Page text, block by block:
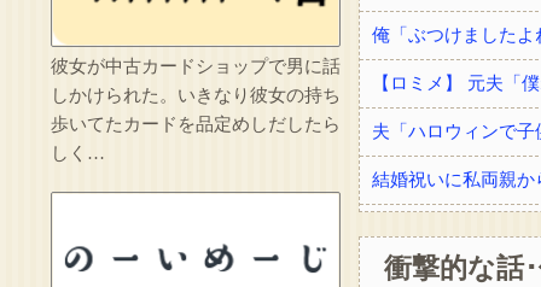
彼女が中古カードショップで男に話
しかけられた。いきなり彼女の持ち
歩いてたカードを品定めしだしたら
しく…
夫「ハロウィンで
手術を受けてドナ
衝撃的な話